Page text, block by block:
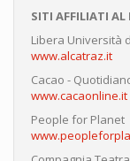
SITI AFFILIATI
Libera Università
www.alcatraz.it
Cacao -
www.cacaonline.it
People for Planet